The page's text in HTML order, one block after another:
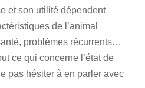
et son utilité dépendent
de l’animal
problèmes récurrents…
ce qui concerne l’état de
pas hésiter à en parler avec